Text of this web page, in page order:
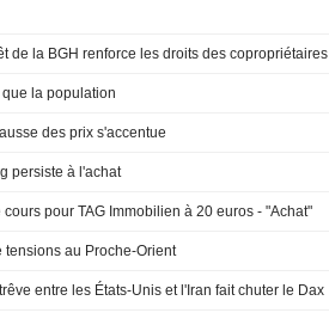
de la BGH renforce les droits des copropriétaires
la population
des prix s'accentue
AG : Berenberg persiste à l'achat
pour TAG Immobilien à 20 euros - "Achat"
tensions au Proche-Orient
entre les États-Unis et l'Iran fait chuter le Dax